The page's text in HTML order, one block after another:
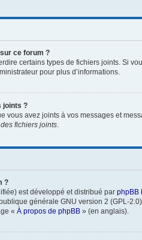
ce forum ?
certains types de fichiers joints. Si
pour plus d’informations.
joints ?
vous avez joints à vos messages et
fichiers joints.
?
est développé et distribué par phpBB
générale GNU version 2 (GPL-
« À propos de phpBB » (en anglais).